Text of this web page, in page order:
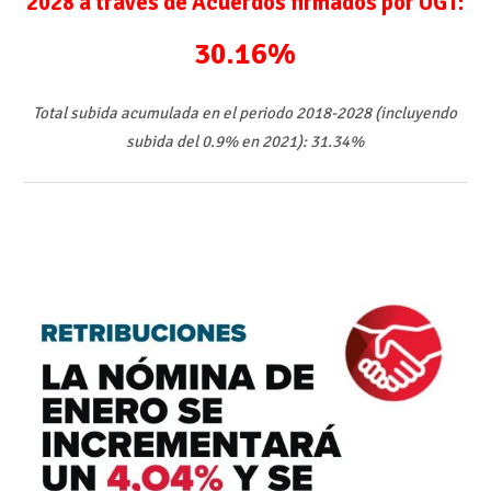
30.16%
Total subida acumulada en el periodo 2018-2028 (incluyendo
subida del 0.9% en 2021): 31.34%